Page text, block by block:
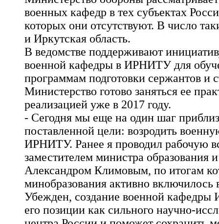
военных кафедр в тех субъектах
которых они отсутствуют. В число
и Иркутская область.
В ведомстве поддерживают
военной кафедры в ИРНИТУ для
программам подготовки сержантов и
Министерство готово заняться ее
реализацией уже в 2017 году.
- Сегодня мы еще на один шаг
поставленной цели: возродить
ИРНИТУ. Ранее я проводил рабочую
заместителем министра
Александром Климовым, по итогам
минобразования активно включилось
Убежден, создание военной
его позиции как сильного научно-